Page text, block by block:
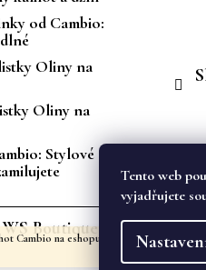
Tento web
vyjadřujete
Cambio na eshopu i v kamenném
od Cambio:
Oliny na
Oliny na
Stylové
WS Boutique. Všechna